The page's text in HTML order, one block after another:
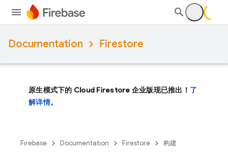
Documentation Firestore
原生模式下的 Cloud Firestore 企业版现已推出！ 了
解详情。
Firebase Documentation Firestore 构建